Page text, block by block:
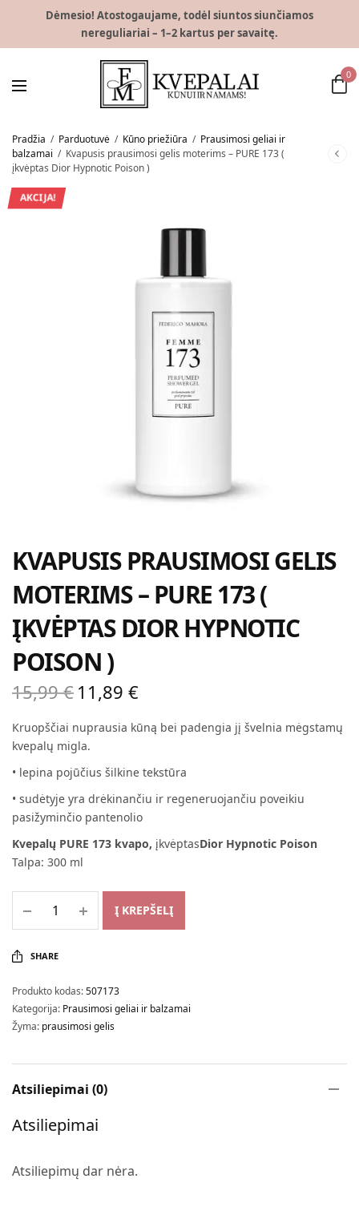
Dėmesio! Atostogaujame, todėl siuntos siunčiamos
nereguliariai – 1–2 kartus per savaitę.
0
Pradžia / Parduotuvė / Kūno priežiūra / Prausimosi geliai ir
balzamai / Kvapusis prausimosi gelis moterims – PURE 173 (
įkvėptas Dior Hypnotic Poison )
AKCIJA!
KVAPUSIS PRAUSIMOSI GELIS
MOTERIMS – PURE 173 (
ĮKVĖPTAS DIOR HYPNOTIC
POISON )
15,99€ Original
was:
15,99 €.
11,89€
11,89 €.
Kruopščiai nuprausia kūną bei padengia jį švelnia mėgstamų
kvepalų migla.
• lepina pojūčius šilkine tekstūra
• sudėtyje yra drėkinančiu ir regeneruojančiu poveikiu
pasižyminčio pantenolio
Kvepalų PURE 173 kvapo, įkvėptasDior Hypnotic Poison
Talpa: 300 ml
Į KREPŠELĮ
SHARE
Produkto kodas:507173
Kategorija: Prausimosi geliai ir balzamai
Žyma: prausimosi gelis
Atsiliepimai (0)
Atsiliepimai
Atsiliepimų dar nėra.